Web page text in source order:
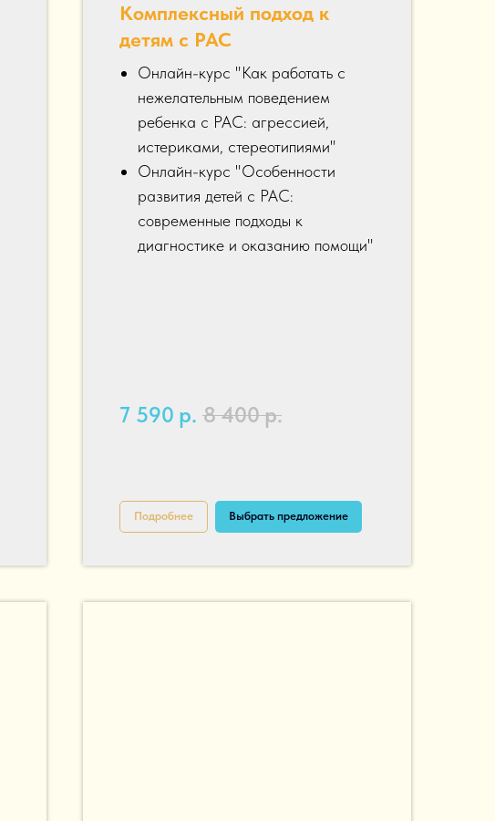
Комплексный подход к
детям с РАС
Онлайн-курс "Как работать с
нежелательным поведением
ребенка с РАС: агрессией,
истериками, стереотипиями"
Онлайн-курс "Особенности
развития детей с РАС:
современные подходы к
диагностике и оказанию помощи"
7 590 р. 8 400р.
Подробнее Выбрать предложение